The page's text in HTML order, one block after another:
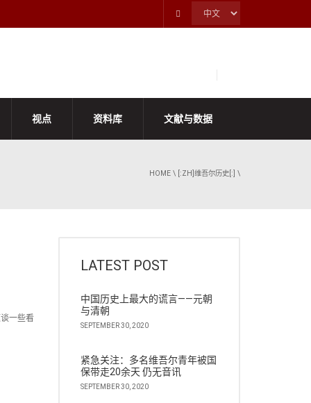
视点 资料库 文献与数据
HOME \ [:ZH]维吾尔历史[:] \
一些看
LATEST POST
中国历史上最大的谎言——元朝
与清朝
SEPTEMBER 30, 2020
紧急关注：多名维吾尔青年被国
保带走20余天 仍无音讯
SEPTEMBER 30, 2020